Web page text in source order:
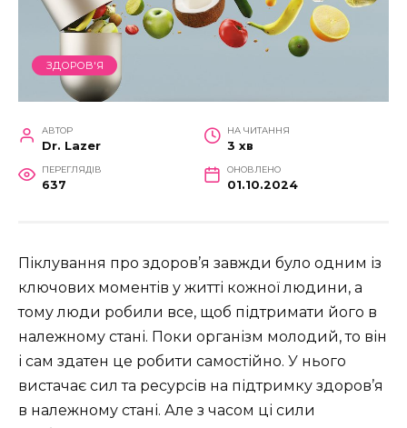
ЗДОРОВ'Я
АВТОР
Dr. Lazer
НА ЧИТАННЯ
3 хв
ПЕРЕГЛЯДІВ
637
ОНОВЛЕНО
01.10.2024
Піклування про здоров’я завжди було одним із
ключових моментів у житті кожної людини, а
тому люди робили все, щоб підтримати його в
належному стані. Поки організм молодий, то він
і сам здатен це робити самостійно. У нього
вистачає сил та ресурсів на підтримку здоров’я
в належному стані. Але з часом ці сили